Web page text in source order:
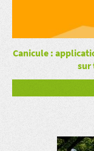
Canicule :
sur